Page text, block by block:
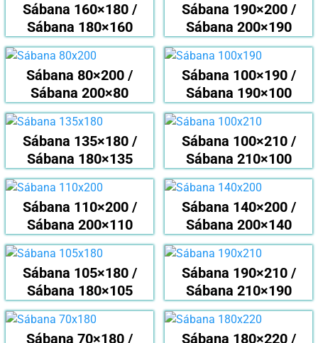
Sábana 160×180 /
Sábana 180×160
Sábana 190×200 /
Sábana 200×190
Sábana 80×200 /
Sábana 200×80
Sábana 100×190 /
Sábana 190×100
Sábana 135×180 /
Sábana 180×135
Sábana 100×210 /
Sábana 210×100
Sábana 110×200 /
Sábana 200×110
Sábana 140×200 /
Sábana 200×140
Sábana 105×180 /
Sábana 180×105
Sábana 190×210 /
Sábana 210×190
Sábana 70×180 /
Sábana 180×220 /